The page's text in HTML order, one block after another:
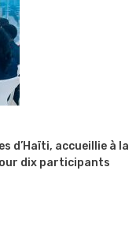
d’Haïti, accueillie à la
dix participants